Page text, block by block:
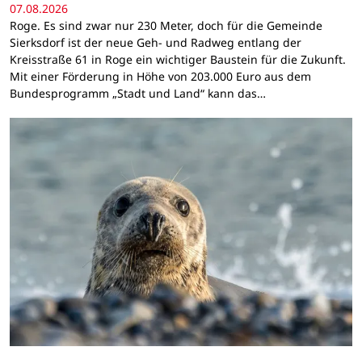
07.08.2026
Roge. Es sind zwar nur 230 Meter, doch für die Gemeinde
Sierksdorf ist der neue Geh- und Radweg entlang der
Kreisstraße 61 in Roge ein wichtiger Baustein für die Zukunft.
Mit einer Förderung in Höhe von 203.000 Euro aus dem
Bundesprogramm „Stadt und Land“ kann das…